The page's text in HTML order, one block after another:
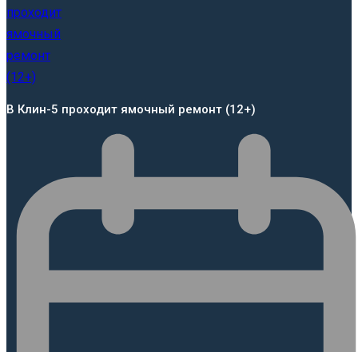
В Клин-5 проходит ямочный ремонт (12+)